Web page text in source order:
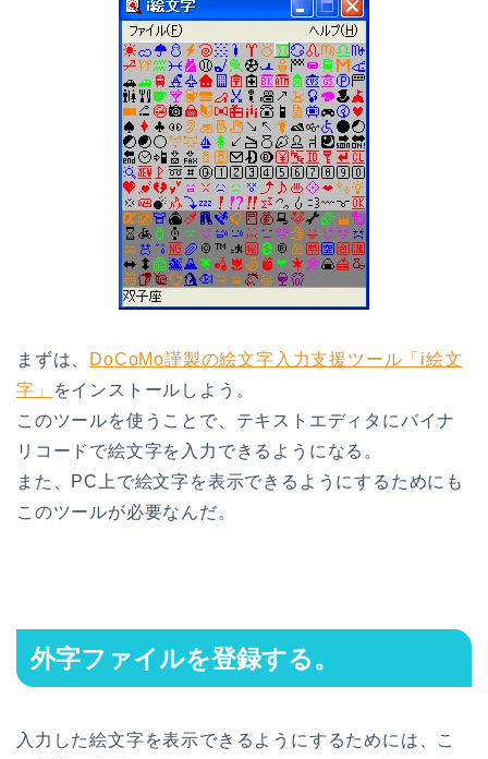
まずは、
DoCoMo謹製の絵文字入力支援ツール「i絵文
字」
をインストールしよう。
このツールを使うことで、テキストエディタにバイナ
リコードで絵文字を入力できるようになる。
また、PC上で絵文字を表示できるようにするためにも
このツールが必要なんだ。
外字ファイルを登録する。
入力した絵文字を表示できるようにするためには、こ